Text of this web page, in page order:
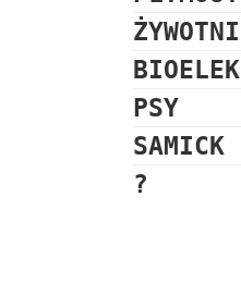
PSY
SAMICK
?